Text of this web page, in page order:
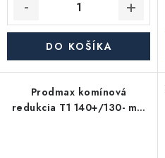
DO KOŠÍKA
Prodmax komínová
redukcia T1 140+/130- mm